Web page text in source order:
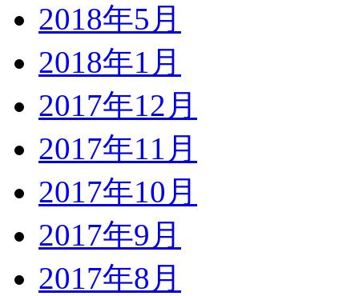
2018年5月
2018年1月
2017年12月
2017年11月
2017年10月
2017年9月
2017年8月